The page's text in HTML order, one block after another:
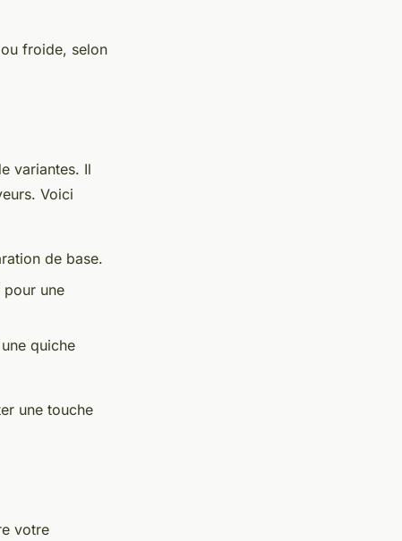
froide, selon
variantes. Il
Voici
de base.
pour une
quiche
une touche
votre